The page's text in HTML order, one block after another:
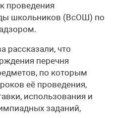
проведения
школьников (ВсОШ) по
рассказали, что
перечня
по которым
её проведения,
использования и
заданий,